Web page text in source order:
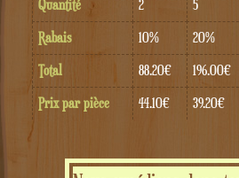
Quantité 2 5
Rabais
10% 20%
Total
88.20€ 196.00€
Prix par pièce
44.10€ 39.20€